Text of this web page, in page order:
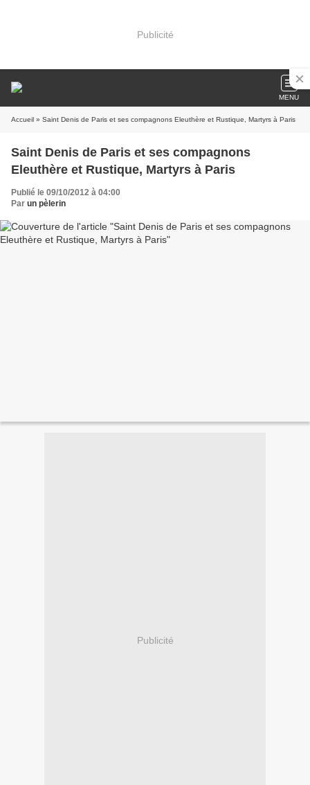
Publicité
MENU
Accueil » Saint Denis de Paris et ses compagnons Eleuthère et Rustique, Martyrs à Paris
Saint Denis de Paris et ses compagnons
Eleuthère et Rustique, Martyrs à Paris
Publié le 09/10/2012 à 04:00
Par un pèlerin
Publicité